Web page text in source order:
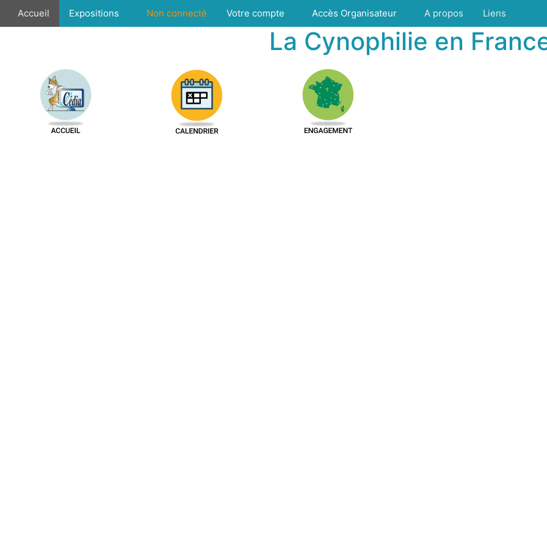
Accueil Expositions Non connecté Votre compte Accès Organisateur A propos Liens
La Cynophilie en